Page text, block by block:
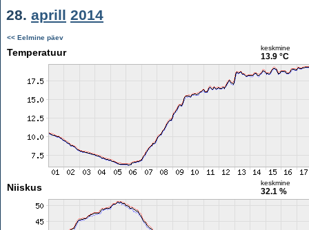
28. aprill 2014
<< Eelmine päev
Temperatuur keskmine
13.9 °C
Niiskus keskmine
32.1 %